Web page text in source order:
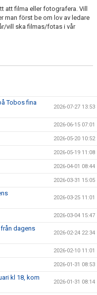
att filma eller fotografera. Vill
man först be om lov av ledare
vill ska filmas/fotas i vår
Tobos fina
2026-07-27 13:53
2026-06-15 07:01
2026-05-20 10:52
2026-05-19 11:08
2026-04-01 08:44
2026-03-31 15:05
2026-03-25 11:01
2026-03-04 15:47
dagens
2026-02-24 22:34
2026-02-10 11:01
2026-01-31 08:53
kl 18, kom
2026-01-31 08:14